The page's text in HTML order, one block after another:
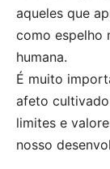
aqueles que
como espelho
humana.
É muito
afeto
limites e
nosso